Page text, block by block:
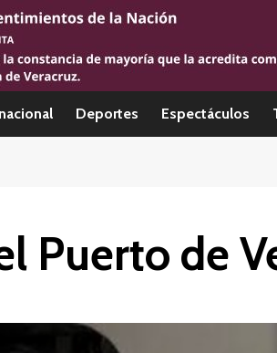
Deportes Espectáculos
Puerto de